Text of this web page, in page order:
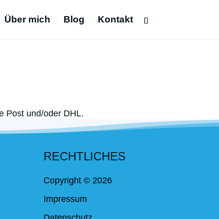
Über mich Blog Kontakt
Post und/oder DHL.
RECHTLICHES
Copyright © 2026
Impressum